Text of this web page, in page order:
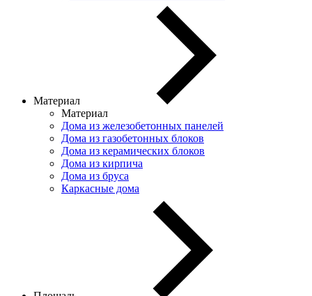
Материал
Материал
Дома из железобетонных панелей
Дома из газобетонных блоков
Дома из керамических блоков
Дома из кирпича
Дома из бруса
Каркасные дома